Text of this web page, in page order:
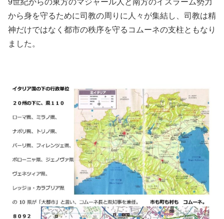
9世紀からの東方のマジャール人と南方のイスラーム勢力
から身を守るために司教の周りに人々が集結し、司教は精
神だけではなく都市の秩序を守るコムーネの支柱ともなり
ました。